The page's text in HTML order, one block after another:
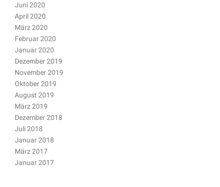
Juni 2020
April 2020
März 2020
Februar 2020
Januar 2020
Dezember 2019
November 2019
Oktober 2019
August 2019
März 2019
Dezember 2018
Juli 2018
Januar 2018
März 2017
Januar 2017